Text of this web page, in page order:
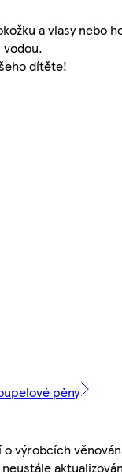
a vlasy nebo
dítěte!
pěny
výrobcích